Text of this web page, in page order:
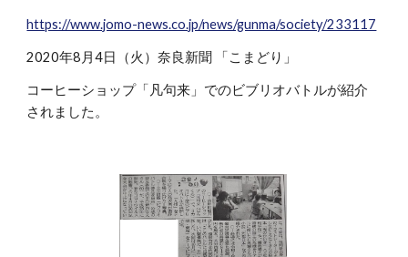
https://www.jomo-news.co.jp/news/gunma/society/233117
2020年8月4日（火）奈良新聞 「こまどり」
コーヒーショップ「凡句来」でのビブリオバトルが紹介
されました。